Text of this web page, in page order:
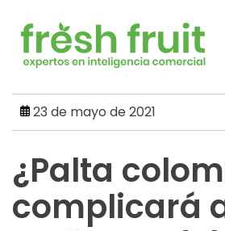
content
23 de mayo de 2021
¿Palta
complicará